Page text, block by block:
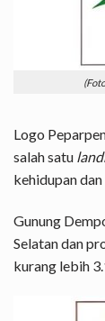
Logo
salah satu
kehidupan
Gunung
Selatan dan
kurang lebih